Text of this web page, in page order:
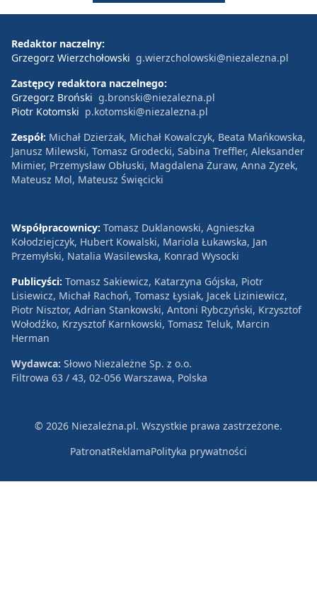
Redaktor naczelny:
Grzegorz Wierzchołowski g.wierzcholowski@niezalezna.pl
Zastępcy redaktora naczelnego:
Grzegorz Broński g.bronski@niezalezna.pl
Piotr Kotomski p.kotomski@niezalezna.pl
Zespół: Michał Dzierżak, Michał Kowalczyk, Beata Mańkowska,
Janusz Milewski, Tomasz Grodecki, Sabina Treffler, Aleksander
Mimier, Przemysław Obłuski, Magdalena Żuraw, Anna Zyzek,
Mateusz Mol, Mateusz Święcicki
Współpracownicy: Tomasz Duklanowski, Agnieszka
Kołodziejczyk, Hubert Kowalski, Mariola Łukawska, Jan
Przemyłski, Natalia Wasilewska, Konrad Wysocki
Publicyści: Tomasz Sakiewicz, Katarzyna Gójska, Piotr
Lisiewicz, Michał Rachoń, Tomasz Łysiak, Jacek Liziniewicz,
Piotr Nisztor, Adrian Stankowski, Antoni Rybczyński, Krzysztof
Wołodźko, Krzysztof Karnkowski, Tomasz Teluk, Marcin
Herman
Wydawca: Słowo Niezależne Sp. z o.o.
Filtrowa 63 / 43, 02-056 Warszawa, Polska
© 2026 Niezależna.pl. Wszystkie prawa zastrzeżone.
PatronatReklamaPolityka prywatności